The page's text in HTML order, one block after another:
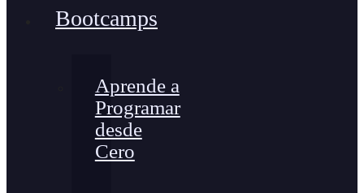
Bootcamps
Aprende a
Programar
desde
Cero